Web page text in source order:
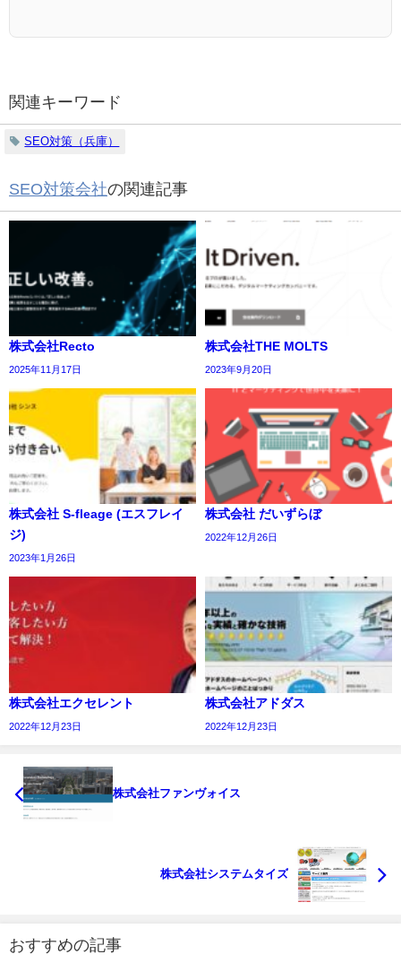
関連キーワード
SEO対策（兵庫）
SEO対策会社の関連記事
株式会社Recto
2025年11月17日
株式会社THE MOLTS
2023年9月20日
株式会社 S-fleage (エスフレイ
ジ)
2023年1月26日
株式会社 だいずらぼ
2022年12月26日
株式会社エクセレント
2022年12月23日
株式会社アドダス
2022年12月23日
株式会社ファンヴォイス
株式会社システムタイズ
おすすめの記事